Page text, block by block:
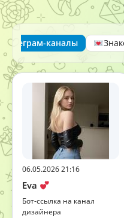
Боты
О нас каналы
06.05.2026 21:16
Eva
Бот-ссылка на канал
дизайнера